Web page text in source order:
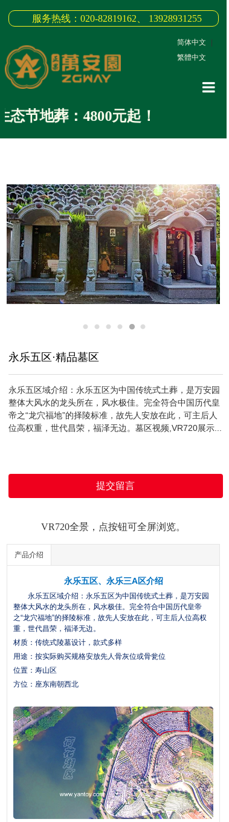
墓
缅怀
联
服务热线：020-82819162、 13928931255
简体中文
繁體中文
节地葬：4800元起！
永乐五区·精品墓区
永乐五区域介绍：永乐五区为中国传统式土葬，是万安园
整体大风水的龙头所在，风水极佳。完全符合中国历代皇
帝之“龙穴福地”的择陵标准，故先人安放在此，可主后人
位高权重，世代昌荣，福泽无边。墓区视频,VR720展示...
提交留言
VR720全景，点按钮可全屏浏览。
产品介绍
永乐五区、永乐三A区介绍
永乐五区域介绍：永乐五区为中国传统式土葬，是万安园
整体大风水的龙头所在，风水极佳。完全符合中国历代皇帝
之“龙穴福地”的择陵标准，故先人安放在此，可主后人位高权
重，世代昌荣，福泽无边。
材质：传统式陵墓设计，款式多样
用途：按实际购买规格安放先人骨灰位或骨瓮位
位置：寿山区
方位：座东南朝西北